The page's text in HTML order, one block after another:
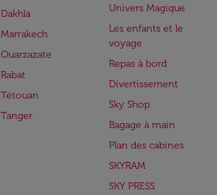
Dakhla
Marrakech
Ouarzazate
Rabat
Tétouan
Tanger
Univers Magique
Les enfants et le
voyage
Repas à bord
Divertissement
Sky Shop
Bagage à main
Plan des cabines
SKYRAM
SKY PRESS